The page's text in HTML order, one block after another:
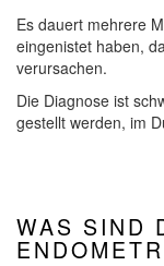
Es dauert mehrere
eingenistet haben,
verursachen.
Die Diagnose ist
gestellt werden, im
WAS SIND